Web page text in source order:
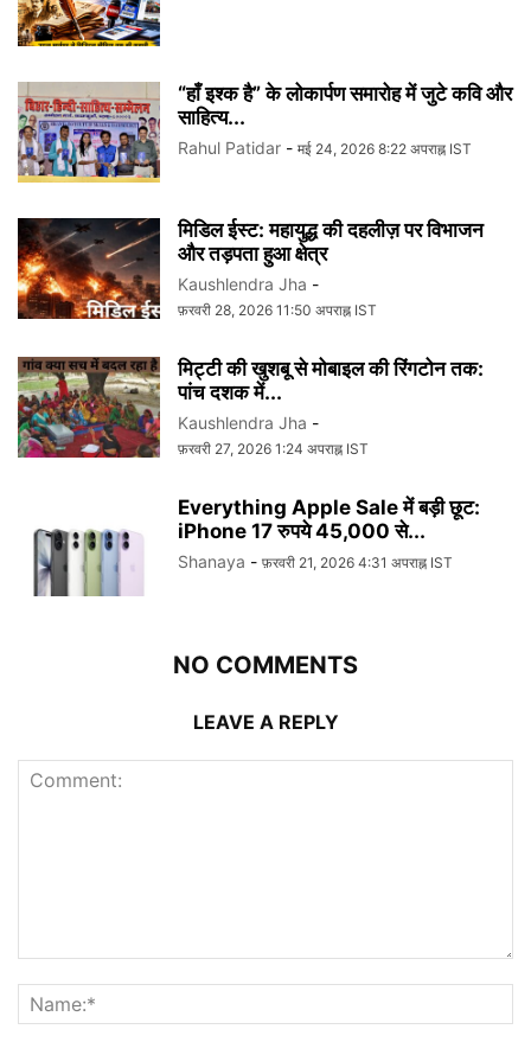
“हाँ इश्क है” के लोकार्पण समारोह में जुटे कवि और
साहित्य...
Rahul Patidar - मई 24, 2026 8:22 अपराह्न IST
मिडिल ईस्ट: महायुद्ध की दहलीज़ पर विभाजन
और तड़पता हुआ क्षेत्र
Kaushlendra Jha -
फ़रवरी 28, 2026 11:50 अपराह्न IST
मिट्टी की खुशबू से मोबाइल की रिंगटोन तक:
पांच दशक में...
Kaushlendra Jha -
फ़रवरी 27, 2026 1:24 अपराह्न IST
Everything Apple Sale में बड़ी छूट:
iPhone 17 रुपये 45,000 से...
Shanaya - फ़रवरी 21, 2026 4:31 अपराह्न IST
NO COMMENTS
LEAVE A REPLY